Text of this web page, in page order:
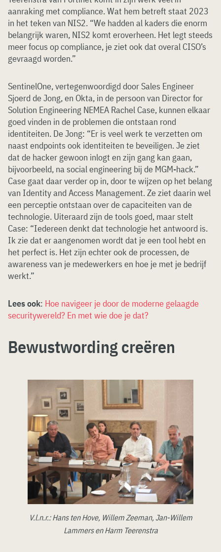
aanraking met compliance. Wat hem betreft staat 2023
in het teken van NIS2. “We hadden al kaders die enorm
belangrijk waren, NIS2 komt eroverheen. Het legt steeds
meer focus op compliance, je ziet ook dat overal CISO’s
gevraagd worden.”
SentinelOne, vertegenwoordigd door Sales Engineer
Sjoerd de Jong, en Okta, in de persoon van Director for
Solution Engineering NEMEA Rachel Case, kunnen elkaar
goed vinden in de problemen die ontstaan rond
identiteiten. De Jong: “Er is veel werk te verzetten om
naast endpoints ook identiteiten te beveiligen. Je ziet
dat de hacker gewoon inlogt en zijn gang kan gaan,
bijvoorbeeld, na social engineering bij de MGM-hack.”
Case gaat daar verder op in, door te wijzen op het belang
van Identity and Access Management. Ze ziet daarin wel
een perceptie ontstaan over de capaciteiten van de
technologie. Uiteraard zijn de tools goed, maar stelt
Case: “Iedereen denkt dat technologie het antwoord is.
Ik zie dat er aangenomen wordt dat je een tool hebt en
het perfect is. Het zijn echter ook de processen, de
awareness van je medewerkers en hoe je met je bedrijf
werkt.”
Lees ook: Hoe navigeer je door de moderne gelaagde
securitywereld? En met wie doe je dat?
Bewustwording creëren
V.l.n.r.: Hans ten Hove, Willem Zeeman, Jan-Willem
Lammers en Harm Teerenstra